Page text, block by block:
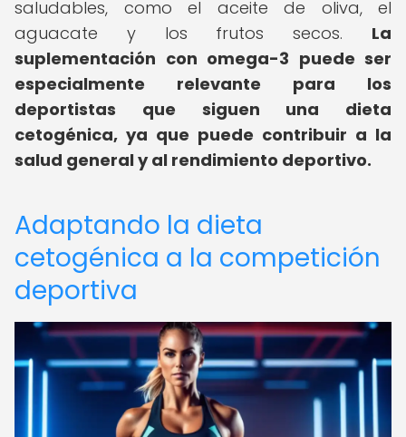
saludables, como el aceite de oliva, el
aguacate y los frutos secos. La
suplementación con omega-3 puede ser
especialmente relevante para los
deportistas que siguen una dieta
cetogénica, ya que puede contribuir a la
salud general y al rendimiento deportivo.
Adaptando la dieta
cetogénica a la competición
deportiva